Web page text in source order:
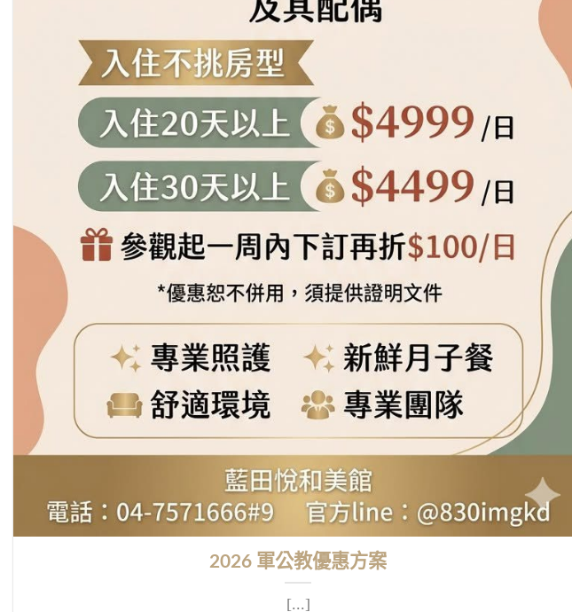
2026 軍公教優惠方案
[...]